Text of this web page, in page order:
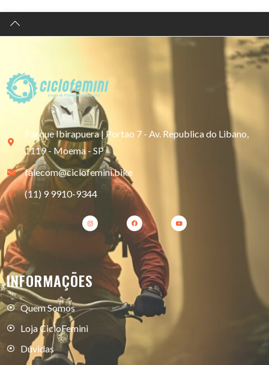
Parque Ibirapuera | Portao 7 - Av. Republica do Libano,
1119 - Moema - SP
falecom@ciclofemini.bike
(11) 9 9910-9344
INFORMAÇÕES
Quem Somos
Loja CicloFemini
Dúvidas